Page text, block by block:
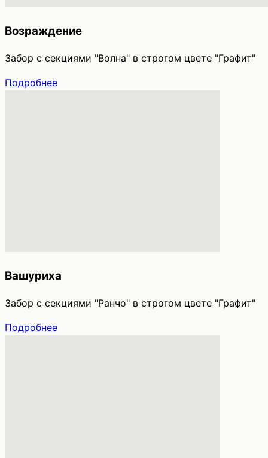
Возраждение
Забор с секциями "Волна" в строгом цвете "Графит"
Подробнее
Вашуриха
Забор с секциями "Ранчо" в строгом цвете "Графит"
Подробнее